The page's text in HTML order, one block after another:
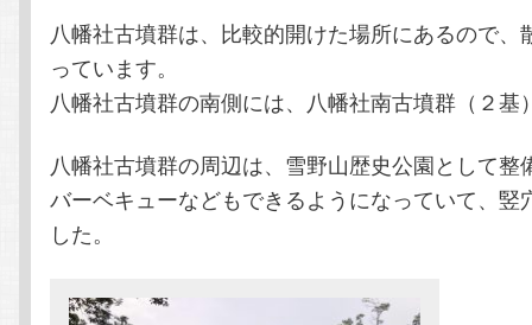
八幡社古墳群は、比較的開けた場所にあるので、
っています。
八幡社古墳群の南側には、八幡社南古墳群（２基
八幡社古墳群の周辺は、雪野山歴史公園として整
バーベキューなどもできるようになっていて、竪
した。